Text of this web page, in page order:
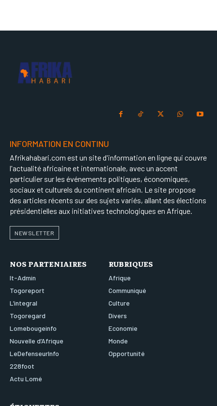
INFORMATION EN CONTINU
Afrikahabari.com est un site d'information en ligne qui couvre
l'actualité africaine et internationale, avec un accent
particulier sur les événements politiques, économiques,
sociaux et culturels du continent africain. Le site propose
des articles récents sur des sujets variés, allant des élections
présidentielles aux initiatives technologiques en Afrique.
NEWSLETTER
NOS PARTENIAIRES
It-Admin
Togoreport
L’integral
Togoregard
Lomebougeinfo
Nouvelle d’Afrique
LeDefenseurInfo
228foot
Actu Lomé
RUBRIQUES
Afrique
Communiqué
Culture
Divers
Economie
Monde
Opportunité